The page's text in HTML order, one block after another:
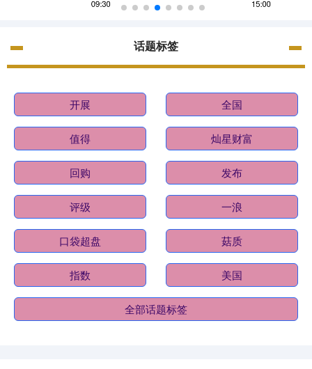
话题标签
开展 全国
值得 灿星财富
回购 发布
评级 一浪
口袋超盘 菇质
指数 美国
全部话题标签